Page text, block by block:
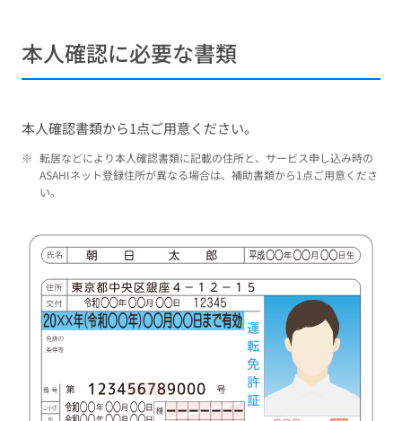
本人確認に必要な書類
本人確認書類から1点ご用意ください。
※ 転居などにより本人確認書類に記載の住所と、サービス申し込み時の
ASAHIネット登録住所が異なる場合は、補助書類から1点ご用意くださ
い。